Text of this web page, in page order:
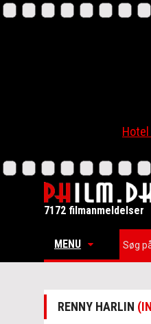
Hotel
7172 filmanmeldelser
MENU
RENNY HARLIN